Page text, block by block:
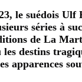
le suédois
séries à
de La
destins
apparences